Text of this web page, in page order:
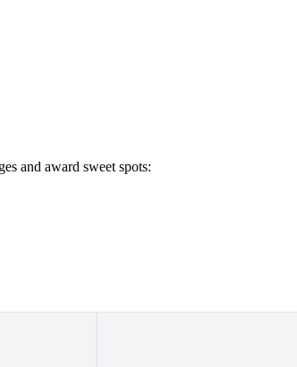
and award sweet spots: